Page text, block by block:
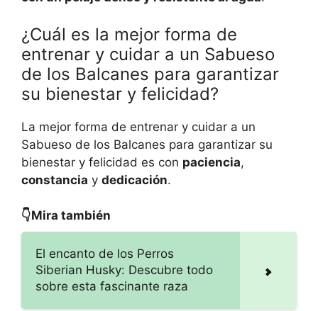
¿Cuál es la mejor forma de
entrenar y cuidar a un Sabueso
de los Balcanes para garantizar
su bienestar y felicidad?
La mejor forma de entrenar y cuidar a un
Sabueso de los Balcanes para garantizar su
bienestar y felicidad es con paciencia,
constancia y dedicación.
👇Mira también
El encanto de los Perros
Siberian Husky: Descubre todo
sobre esta fascinante raza